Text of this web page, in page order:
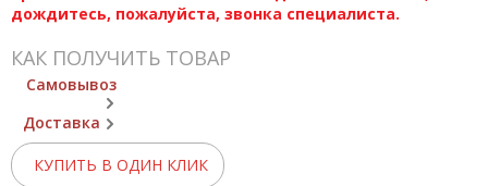
дождитесь, пожалуйста, звонка специалиста.
КАК ПОЛУЧИТЬ ТОВАР
Самовывоз
Доставка
КУПИТЬ В ОДИН КЛИК